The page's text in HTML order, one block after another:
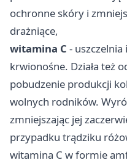
ochronne skóry i
drażniące,
witamina C - uszczelnia
krwionośne. Działa też
pobudzenie produkcji
wolnych rodników.
zmniejszając jej
przypadku trądziku
witamina C w formie